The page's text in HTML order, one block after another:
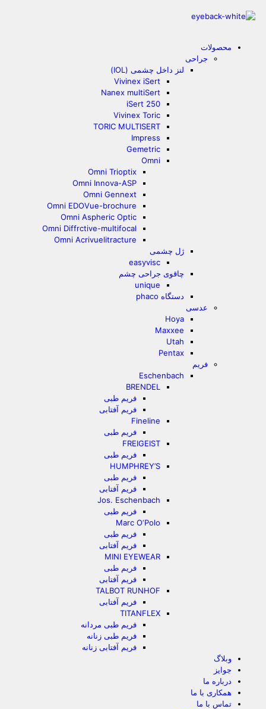
محصولات
جراحی
لنز داخل چشمی (IOL)
Vivinex iSert
Nanex multiSert
iSert 250
Vivinex Toric
TORIC MULTISERT
Impress
Gemetric
Omni
Omni Trioptix
Omni Innova-ASP
Omni Gennext
Omni EDOVue-brochure
Omni Aspheric Optic
Omni Diffrctive-multifocal
Omni Acrivuelitracture
ژل چشمی
easyvisc
چاقوی جراحی چشم
unique
دستگاه phaco
عدسی
Hoya
Maxxee
Utah
Pentax
فریم
Eschenbach
BRENDEL
فریم طبی
فریم آفتابی
Fineline
فریم طبی
FREIGEIST
فریم طبی
HUMPHREY’S
فریم طبی
فریم آفتابی
Jos. Eschenbach
فریم طبی
Marc O‘Polo
فریم طبی
فریم آفتابی
MINI EYEWEAR
فریم طبی
فریم آفتابی
TALBOT RUNHOF
فریم آفتابی
TITANFLEX
فریم طبی مردانه
فریم طبی زنانه
فریم آفتابی زنانه
وبلاگ
جوایز
درباره ما
همکاری با ما
تماس با ما